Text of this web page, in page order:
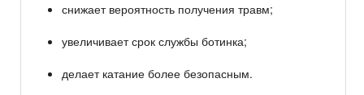
снижает вероятность получения травм;
увеличивает срок службы ботинка;
делает катание более безопасным.